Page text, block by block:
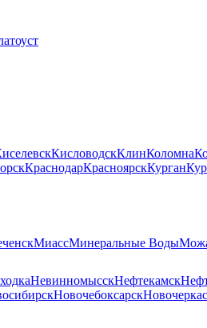
КисловодскКлинКоломна
КраснодарКрасноярскКурган
МиассМинеральные Воды
НевинномысскНефтекамск
Новочебоксарск